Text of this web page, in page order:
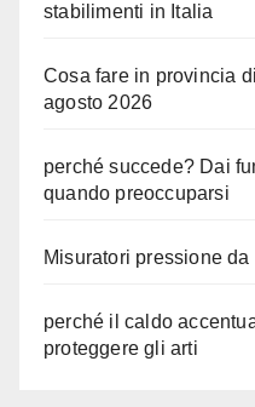
stabilimenti in Italia
Cosa fare in provincia
agosto 2026
perché succede? Dai
quando preoccuparsi
Misuratori pressione
perché il caldo
proteggere gli arti